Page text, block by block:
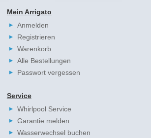
Mein Arrigato
Anmelden
Registrieren
Warenkorb
Alle Bestellungen
Passwort vergessen
Service
Whirlpool Service
Garantie melden
Wasserwechsel buchen